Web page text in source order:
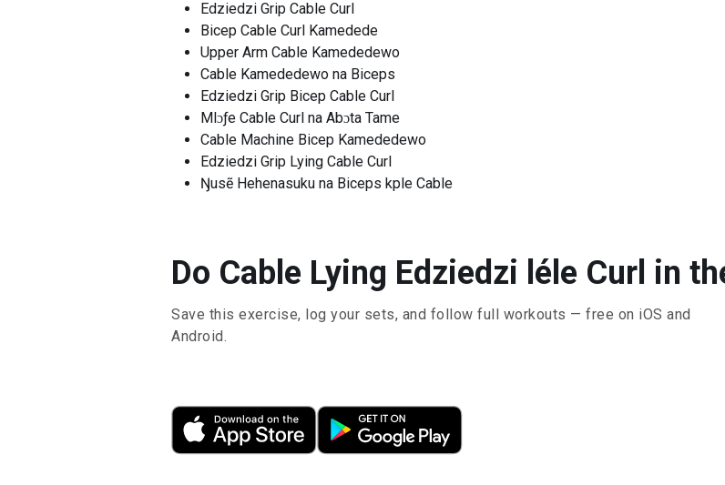
Edziedzi Grip Cable Curl
Bicep Cable Curl Kamedede
Upper Arm Cable Kamededewo
Cable Kamededewo na Biceps
Edziedzi Grip Bicep Cable Curl
Mlɔƒe Cable Curl na Abɔta Tame
Cable Machine Bicep Kamededewo
Edziedzi Grip Lying Cable Curl
Ŋusẽ Hehenasuku na Biceps kple Cable
Do Cable Lying Edziedzi léle Curl in
Save this exercise, log your sets, and follow full workouts — free on iOS and
Android.